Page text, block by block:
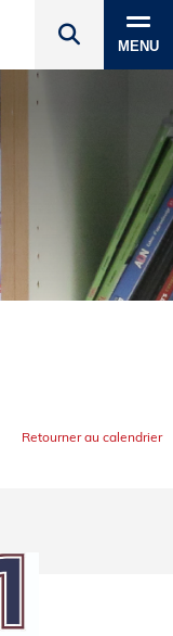
MENU
Retourner au calendrier